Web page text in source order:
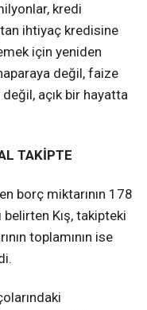
kredi
ihtiyaç kredisine
için yeniden
değil, faize
açık bir hayatta
TAKİPTE
borç miktarının 178
Kış, takipteki
toplamının ise